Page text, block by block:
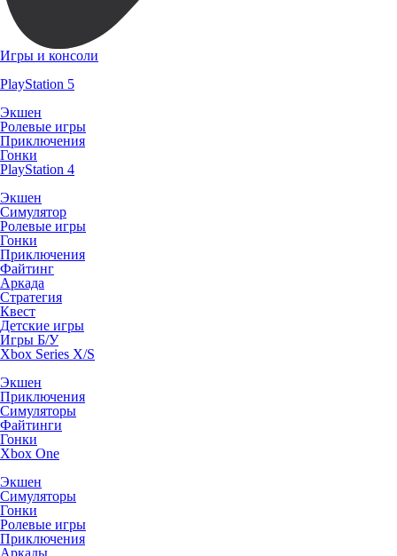
Игры и консоли
PlayStation 5
Экшен
Ролевые игры
Приключения
Гонки
PlayStation 4
Экшен
Симулятор
Ролевые игры
Гонки
Приключения
Файтинг
Аркада
Стратегия
Квест
Детские игры
Игры Б/У
Xbox Series X/S
Экшен
Приключения
Симуляторы
Файтинги
Гонки
Xbox One
Экшен
Симуляторы
Гонки
Ролевые игры
Приключения
Аркады